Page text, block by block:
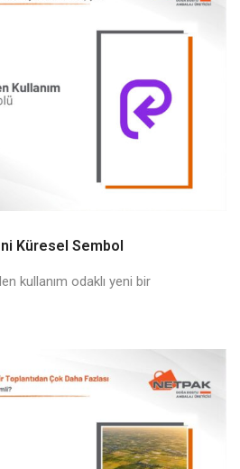
Küresel Sembol
kullanım odaklı yeni bir